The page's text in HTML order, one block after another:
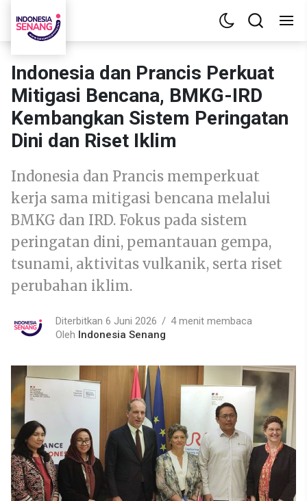
Indonesia dan Prancis Perkuat
Mitigasi Bencana, BMKG-IRD
Kembangkan Sistem Peringatan
Dini dan Riset Iklim
Indonesia dan Prancis memperkuat
kerja sama mitigasi bencana melalui
BMKG dan IRD. Fokus pada sistem
peringatan dini, pemantauan gempa,
tsunami, aktivitas vulkanik, serta riset
perubahan iklim.
Diterbitkan 6 Juni 2026
4 menit membaca
Oleh Indonesia Senang